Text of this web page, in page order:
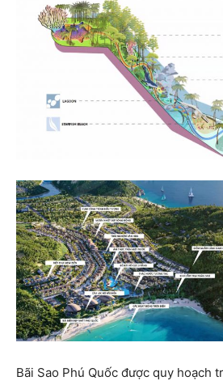
Bãi Sao Phú Quốc được quy hoạch